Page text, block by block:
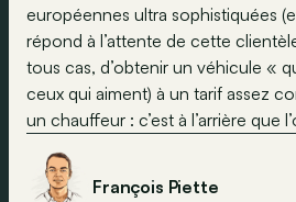
européennes ultra sophistiquées
répond à l’attente de cette
tous cas, d’obtenir un véhicule «
ceux qui aiment) à un tarif assez
un chauffeur : c’est à l’arrière que
François Piette